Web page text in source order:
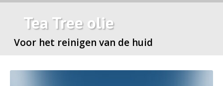
Tea Tree olie
Voor het reinigen van de huid